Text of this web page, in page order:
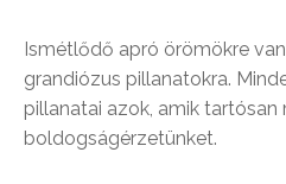
Ismétlődő apró örömökre
grandiózus pillanatokra.
pillanatai azok, amik tartósan
boldogságérzetünket.